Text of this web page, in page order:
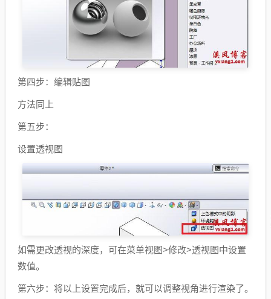
第四步：编辑贴图
方法同上
第五步：
设置透视图
如需更改透视的深度，可在菜单视图>修改>透视图中设置
数值。
第六步：将以上设置完成后，就可以调整视角进行渲染了。